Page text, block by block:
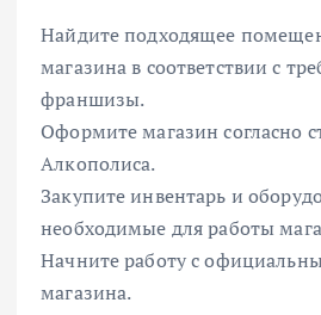
Найдите подходящее
магазина в соответствии с
франшизы.
Оформите магазин согласно
Алкополиса.
Закупите инвентарь и
необходимые для работы
Начните работу с
магазина.